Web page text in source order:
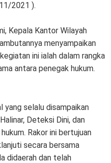
2021 ).
Kepala Kantor Wilayah
menyampaikan
ini ialah dalam rangka
antara penegak hukum.
yang selalu disampaikan
Deteksi Dini, dan
Rakor ini bertujuan
secara bersama
didaerah dan telah